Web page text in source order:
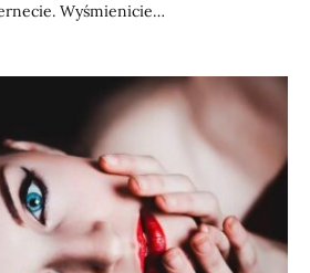
Wyśmienicie…